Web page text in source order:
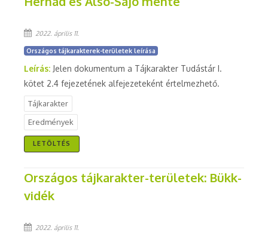
2022. április 11.
Országos tájkarakterek-területek leírása
Leírás: Jelen dokumentum a Tájkarakter Tudástár I.
kötet 2.4 fejezetének alfejezeteként értelmezhető.
Tájkarakter
Eredmények
LETÖLTÉS
Országos tájkarakter-területek: Bükk-
vidék
2022. április 11.